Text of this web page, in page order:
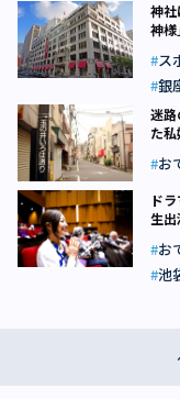
神社
神
ス
銀
迷
た
お
ド
生
お
池